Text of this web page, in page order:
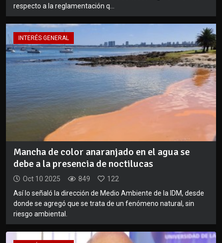
respecto a la reglamentación q...
INTERÉS GENERAL
Mancha de color anaranjado en el agua se
debe a la presencia de noctilucas
Oct 10 2025 849
122
Así lo señaló la dirección de Medio Ambiente de la IDM, desde
donde se agregó que se trata de un fenómeno natural, sin
riesgo ambiental.